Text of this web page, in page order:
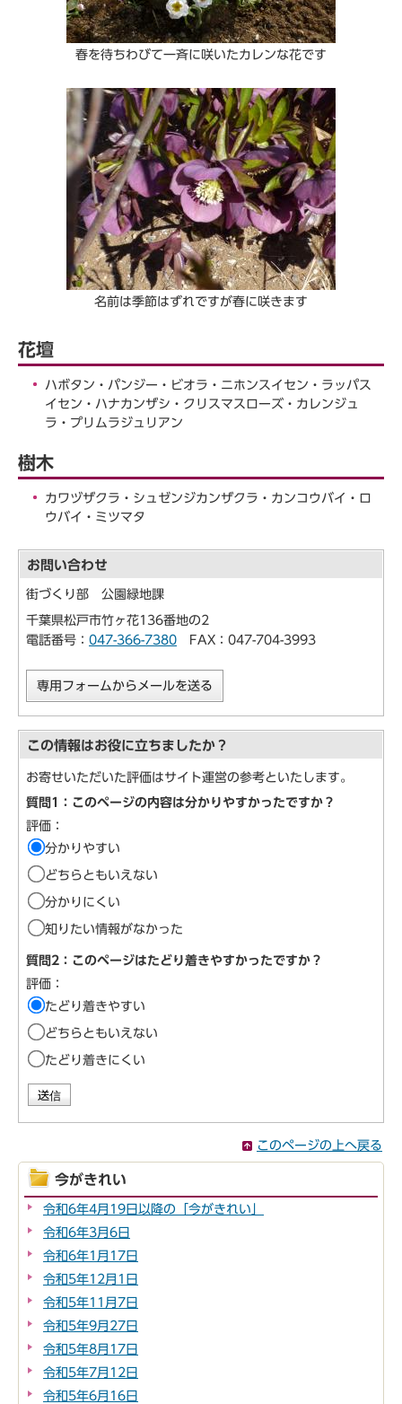
春を待ちわびて一斉に咲いたカレンな花です
名前は季節はずれですが春に咲きます
花壇
ハボタン・パンジー・ビオラ・ニホンスイセン・ラッパス
イセン・ハナカンザシ・クリスマスローズ・カレンジュ
ラ・プリムラジュリアン
樹木
カワヅザクラ・シュゼンジカンザクラ・カンコウバイ・ロ
ウバイ・ミツマタ
お問い合わせ
街づくり部 公園緑地課
千葉県松戸市竹ヶ花136番地の2
電話番号： 047-366-7380 FAX：047-704-3993
専用フォームからメールを送る
この情報はお役に立ちましたか？
お寄せいただいた評価はサイト運営の参考といたします。
質問1：このページの内容は分かりやすかったですか？
評価：
分かりやすい
どちらともいえない
分かりにくい
知りたい情報がなかった
質問2：このページはたどり着きやすかったですか？
評価：
たどり着きやすい
どちらともいえない
たどり着きにくい
このページの上へ戻る
今がきれい
令和6年4月19日以降の「今がきれい」
令和6年3月6日
令和6年1月17日
令和5年12月1日
令和5年11月7日
令和5年9月27日
令和5年8月17日
令和5年7月12日
令和5年6月16日